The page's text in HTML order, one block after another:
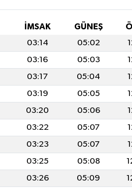
İMSAK GÜNEŞ
03:14 05:02
03:16 05:03
03:17 05:04
03:19 05:05
03:20 05:06
03:22 05:07
03:23 05:07
03:25 05:08
03:26 05:09